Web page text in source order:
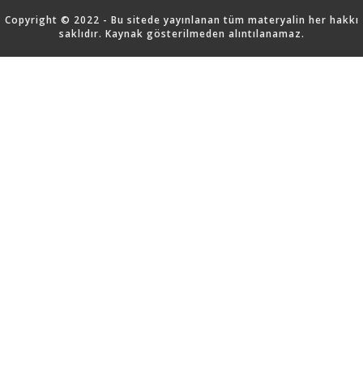
Copyright © 2022 - Bu sitede yayınlanan tüm materyalin her hakkı
saklıdır. Kaynak gösterilmeden alıntılanamaz.